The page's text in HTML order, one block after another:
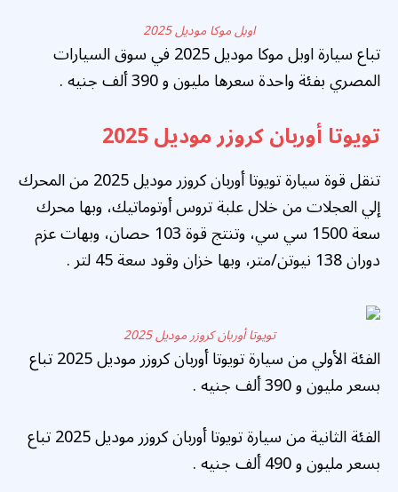
اوبل موكا موديل 2025
تباع سيارة اوبل موكا موديل 2025 في سوق السيارات
المصري بفئة واحدة سعرها مليون و 390 ألف جنيه .
تويوتا أوربان كروزر موديل 2025
تنقل قوة سيارة تويوتا أوربان كروزر موديل 2025 من المحرك
إلي العجلات من خلال علبة تروس أوتوماتيك، وبها محرك
سعة 1500 سي سي، وتنتج قوة 103 حصان، وبهات عزم
دوران 138 نيوتن/متر، وبها خزان وقود سعة 45 لتر .
تويوتا أوربان كروزر موديل 2025
الفئة الأولي من سيارة تويوتا أوربان كروزر موديل 2025 تباع
بسعر مليون و 390 ألف جنيه .
الفئة الثانية من سيارة تويوتا أوربان كروزر موديل 2025 تباع
بسعر مليون و 490 ألف جنيه .